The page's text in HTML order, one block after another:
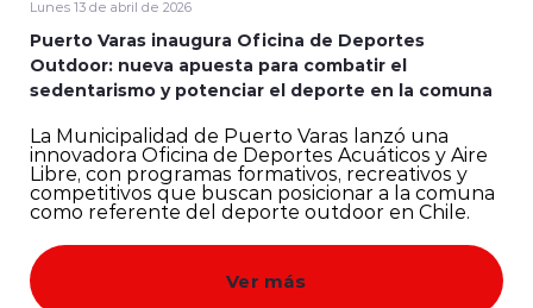
Quienes Somos
modo claro
Lunes 13 de abril de 2026
Puerto Varas inaugura Oficina de Deportes
Outdoor: nueva apuesta para combatir el
sedentarismo y potenciar el deporte en la comuna
La Municipalidad de Puerto Varas lanzó una
innovadora Oficina de Deportes Acuáticos y Aire
Libre, con programas formativos, recreativos y
competitivos que buscan posicionar a la comuna
como referente del deporte outdoor en Chile.
Ver más